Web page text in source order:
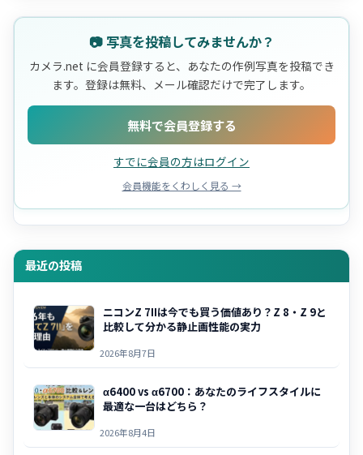
📷 写真を投稿してみませんか？
カメラ.net に会員登録すると、あなたの作例写真を投稿でき
ます。登録は無料、メール確認だけで完了します。
無料で会員登録する
すでに会員の方はログイン
会員機能をくわしく見る →
最近の投稿
ニコンZ 7IIは今でも買う価値あり？Z 8・Z 9と
比較して分かる静止画性能の実力
2026年8月7日
α6400 vs α6700：あなたのライフスタイルに
最適な一台はどちら？
2026年8月4日